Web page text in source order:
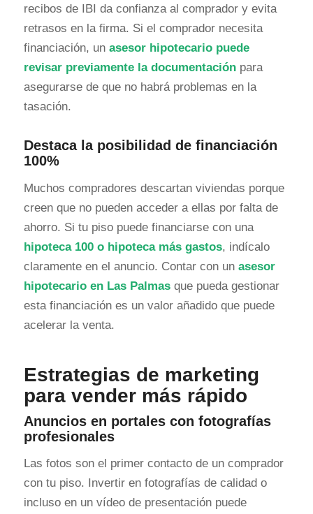
recibos de IBI da confianza al comprador y evita
retrasos en la firma. Si el comprador necesita
financiación, un asesor hipotecario puede
revisar previamente la documentaciónpara
asegurarse de que no habrá problemas en la
tasación.
Destaca la posibilidad de financiación
100%
Muchos compradores descartan viviendas porque
creen que no pueden acceder a ellas por falta de
ahorro. Si tu piso puede financiarse con una
hipoteca 100 o hipoteca más gastos, indícalo
claramente en el anuncio. Contar con un asesor
hipotecario en Las Palmasque pueda gestionar
esta financiación es un valor añadido que puede
acelerar la venta.
Estrategias de marketing
para vender más rápido
Anuncios en portales con fotografías
profesionales
Las fotos son el primer contacto de un comprador
con tu piso. Invertir en fotografías de calidad o
incluso en un vídeo de presentación puede